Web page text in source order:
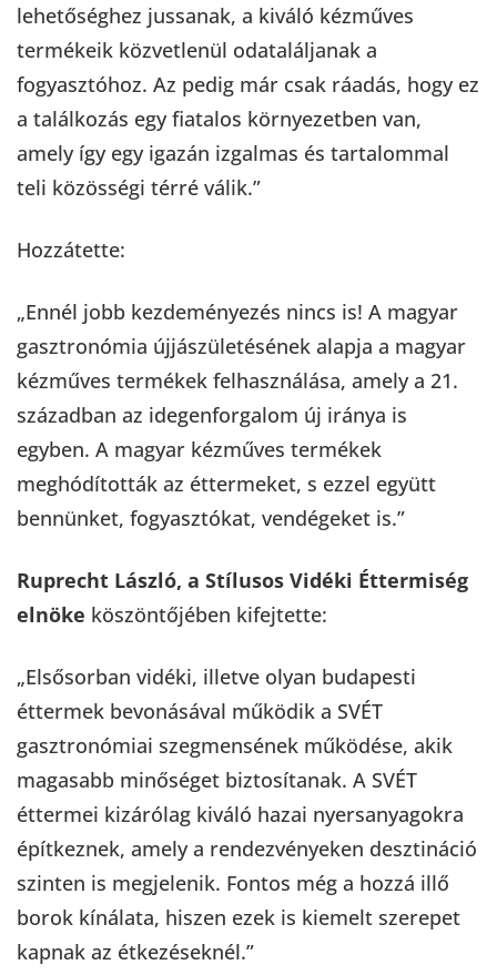
lehetőséghez jussanak, a kiváló kézműves
termékeik közvetlenül odataláljanak a
fogyasztóhoz. Az pedig már csak ráadás, hogy ez
a találkozás egy fiatalos környezetben van,
amely így egy igazán izgalmas és tartalommal
teli közösségi térré válik.”
Hozzátette:
„Ennél jobb kezdeményezés nincs is! A magyar
gasztronómia újjászületésének alapja a magyar
kézműves termékek felhasználása, amely a 21.
században az idegenforgalom új iránya is
egyben. A magyar kézműves termékek
meghódították az éttermeket, s ezzel együtt
bennünket, fogyasztókat, vendégeket is.”
Ruprecht László, a Stílusos Vidéki Éttermiség
elnöke köszöntőjében kifejtette:
„Elsősorban vidéki, illetve olyan budapesti
éttermek bevonásával működik a SVÉT
gasztronómiai szegmensének működése, akik
magasabb minőséget biztosítanak. A SVÉT
éttermei kizárólag kiváló hazai nyersanyagokra
építkeznek, amely a rendezvényeken desztináció
szinten is megjelenik. Fontos még a hozzá illő
borok kínálata, hiszen ezek is kiemelt szerepet
kapnak az étkezéseknél.”